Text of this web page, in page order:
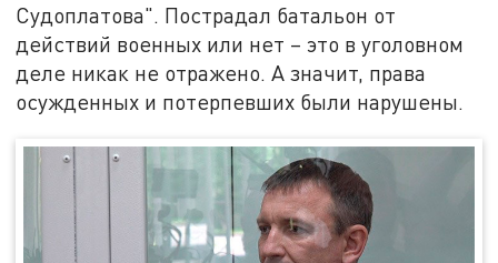
Судоплатова". Пострадал батальон от
действий военных или нет – это в уголовном
деле никак не отражено. А значит, права
осужденных и потерпевших были нарушены.